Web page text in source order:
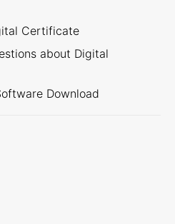
Certificate
about Digital
Download